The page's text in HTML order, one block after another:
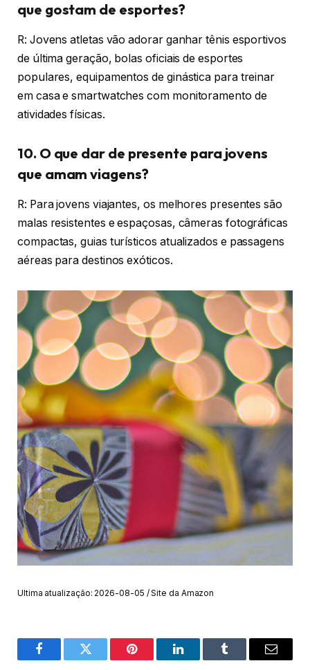
que gostam de esportes?
R: Jovens atletas vão adorar ganhar tênis esportivos
de última geração, bolas oficiais de esportes
populares, equipamentos de ginástica para treinar
em casa e smartwatches com monitoramento de
atividades físicas.
10. O que dar de presente para jovens
que amam viagens?
R: Para jovens viajantes, os melhores presentes são
malas resistentes e espaçosas, câmeras fotográficas
compactas, guias turísticos atualizados e passagens
aéreas para destinos exóticos.
Ultima atualização: 2026-08-05 / Site da Amazon
FacebookTwitter Pinterest O
Tumblr
E-